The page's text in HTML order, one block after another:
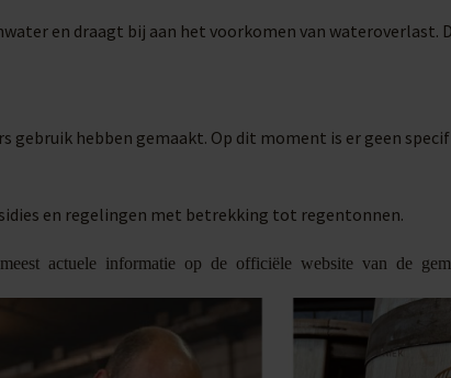
en draagt bij aan het voorkomen van wateroverlast.
gebruik hebben gemaakt. Op dit moment is er geen
en regelingen met betrekking tot regentonnen.
actuele informatie op de officiële website van de